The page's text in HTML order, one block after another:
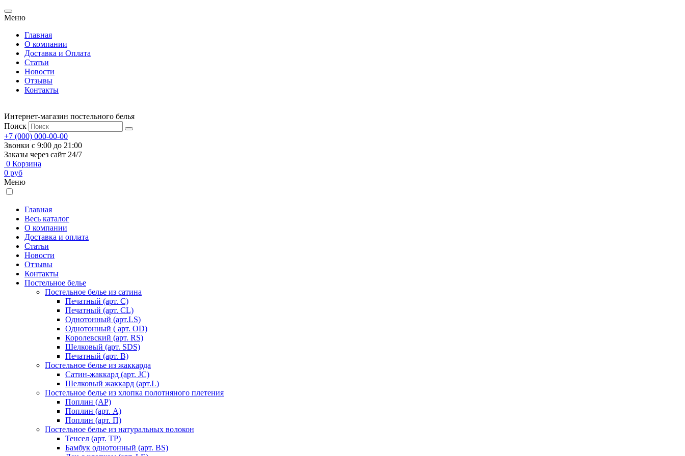
Меню
Главная
О компании
Доставка и Оплата
Статьи
Новости
Отзывы
Контакты
Интернет-магазин постельного белья
Поиск
+7 (000) 000-00-00
Звонки с 9:00 до 21:00
Заказы через сайт 24/7
0 Корзина
0 руб
Меню
Главная
Весь каталог
О компании
Доставка и оплата
Статьи
Новости
Отзывы
Контакты
Постельное белье
Постельное белье из сатина
Печатный (арт. С)
Печатный (арт. СL)
Однотонный (арт.LS)
Однотонный ( арт. OD)
Королевский (арт. RS)
Шелковый (арт. SDS)
Печатный (арт. В)
Постельное белье из жаккарда
Сатин-жаккард (арт. JC)
Шелковый жаккард (арт.L)
Постельное белье из хлопка полотняного плетения
Поплин (AP)
Поплин (арт. А)
Поплин (арт. П)
Постельное белье из натуральных волокон
Тенсел (арт. ТР)
Бамбук однотонный (арт. BS)